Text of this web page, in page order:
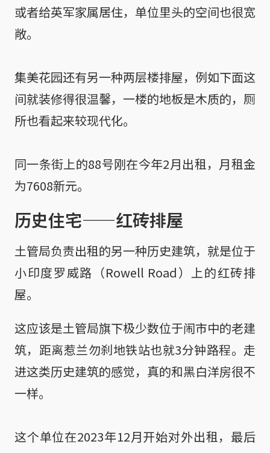
或者给英军家属居住，单位里头的空间也很宽
敞。
集美花园还有另一种两层楼排屋，例如下面这
间就装修得很温馨，一楼的地板是木质的，厕
所也看起来较现代化。
同一条街上的88号刚在今年2月出租，月租金
为7608新元。
历史住宅——红砖排屋
土管局负责出租的另一种历史建筑，就是位于
小印度罗威路（Rowell Road）上的红砖排
屋。
这应该是土管局旗下极少数位于闹市中的老建
筑，距离惹兰勿刹地铁站也就3分钟路程。走
进这类历史建筑的感觉，真的和黑白洋房很不
一样。
这个单位在2023年12月开始对外出租，最后